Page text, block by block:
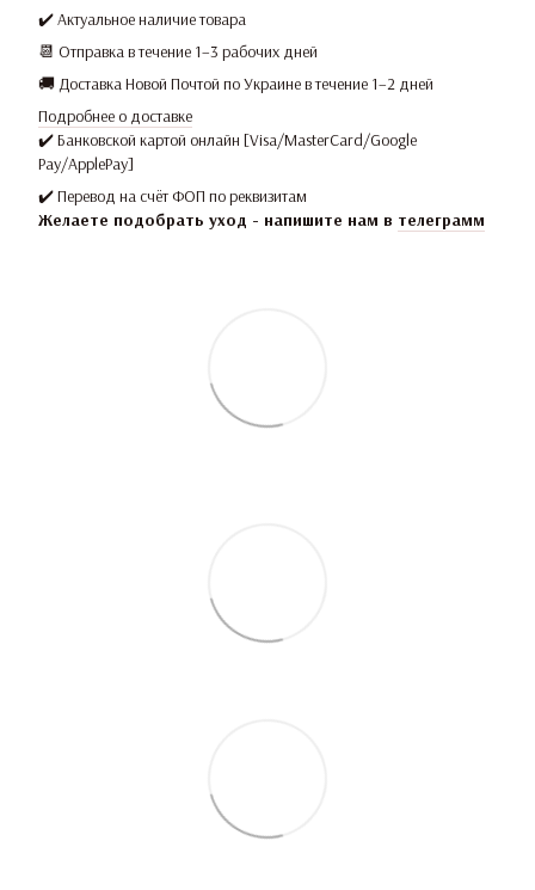
✔️ Актуальное наличие товара
📆 Отправка в течение 1–3 рабочих дней
🚚 Доставка Новой Почтой по Украине в течение 1–2 дней
Подробнее о доставке
✔️ Банковской картой онлайн [Visa/MasterCard/Google
Pay/ApplePay]
✔️ Перевод на счёт ФОП по реквизитам
Желаете подобрать уход - напишите нам в телеграмм